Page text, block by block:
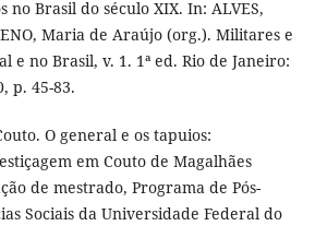
no Brasil do século XIX. In: ALVES,
Maria de Araújo (org.). Militares e
e no Brasil, v. 1. 1ª ed. Rio de Janeiro:
p. 45-83.
O general e os tapuios:
em Couto de Magalhães
de mestrado, Programa de Pós-
Sociais da Universidade Federal do